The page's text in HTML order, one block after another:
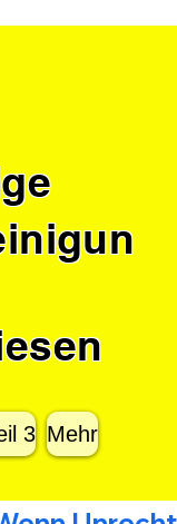
3 Mehr